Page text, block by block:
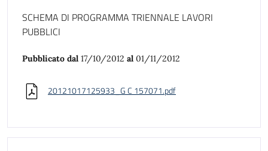
SCHEMA DI PROGRAMMA TRIENNALE LAVORI
PUBBLICI
Pubblicato dal 17/10/2012 al 01/11/2012
20121017125933_G C 157071.pdf